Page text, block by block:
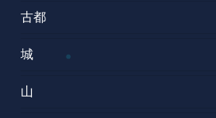
古都
城
山